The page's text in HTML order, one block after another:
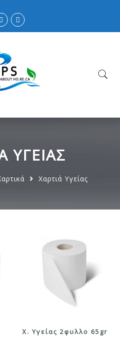
ΥΓΕΊΑΣ
Χαρτιά Υγείας
X. Υγείας 2φυλλο 65gr